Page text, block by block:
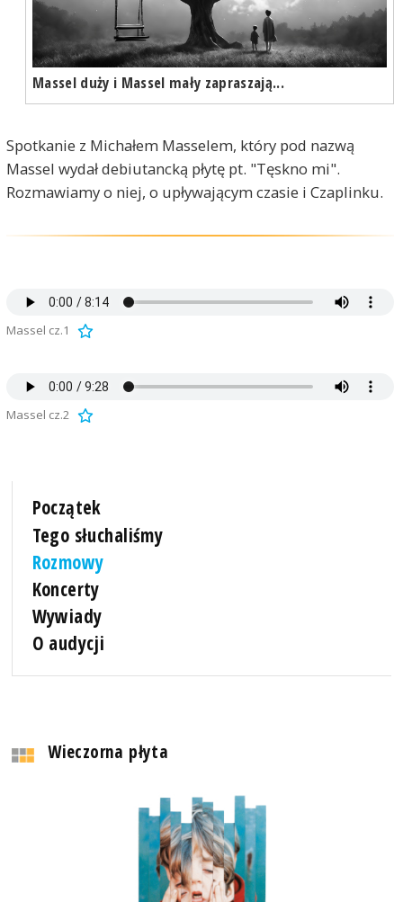
Massel duży i Massel mały zapraszają...
Spotkanie z Michałem Masselem, który pod nazwą
Massel wydał debiutancką płytę pt. "Tęskno mi".
Rozmawiamy o niej, o upływającym czasie i Czaplinku.
Massel cz.1
Massel cz.2
Początek
Tego słuchaliśmy
Rozmowy
Koncerty
Wywiady
O audycji
Wieczorna płyta